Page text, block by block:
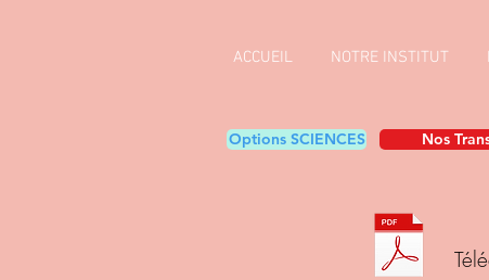
ACCUEIL NOTRE INSTITUT
Options SCIENCES Nos